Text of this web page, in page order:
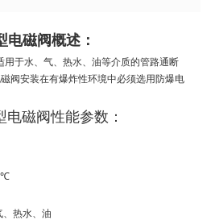
电磁阀概述：
用于水、气、热水、油等介质的管路通断
阀安装在有爆炸性环境中必须选用防爆电
磁阀性能参数：
、热水、油